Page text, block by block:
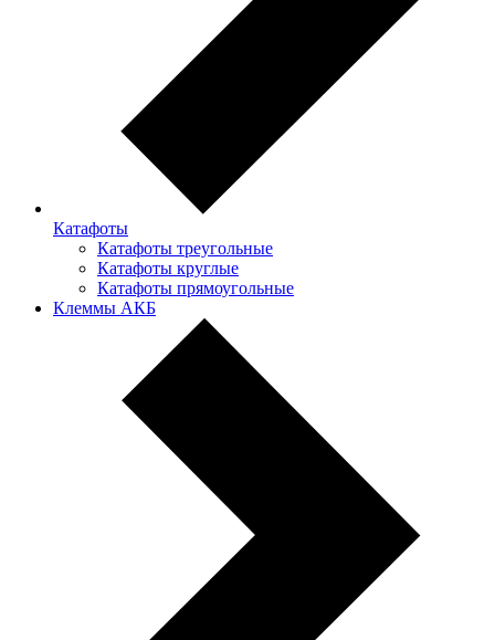
Катафоты
Катафоты треугольные
Катафоты круглые
Катафоты прямоугольные
Клеммы АКБ